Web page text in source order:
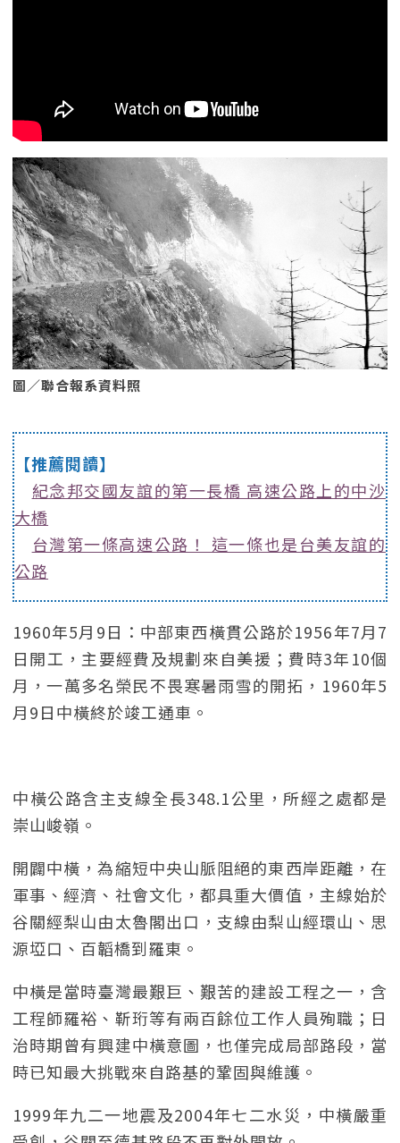
圖／聯合報系資料照
【推薦閱讀】
紀念邦交國友誼的第一長橋 高速公路上的中沙
大橋
台灣第一條高速公路！ 這一條也是台美友誼的
公路
1960年5月9日：中部東西橫貫公路於1956年7月7
日開工，主要經費及規劃來自美援；費時3年10個
月，一萬多名榮民不畏寒暑雨雪的開拓，1960年5
月9日中橫終於竣工通車。
中橫公路含主支線全長348.1公里，所經之處都是
崇山峻嶺。
開闢中橫，為縮短中央山脈阻絕的東西岸距離，在
軍事、經濟、社會文化，都具重大價值，主線始於
谷關經梨山由太魯閣出口，支線由梨山經環山、思
源埡口、百韜橋到羅東。
中橫是當時臺灣最艱巨、艱苦的建設工程之一，含
工程師羅裕、靳珩等有兩百餘位工作人員殉職；日
治時期曾有興建中橫意圖，也僅完成局部路段，當
時已知最大挑戰來自路基的鞏固與維護。
1999年九二一地震及2004年七二水災，中橫嚴重